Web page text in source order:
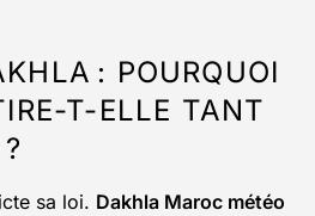
: POURQUOI
T-ELLE TANT
sa loi. Dakhla Maroc météo